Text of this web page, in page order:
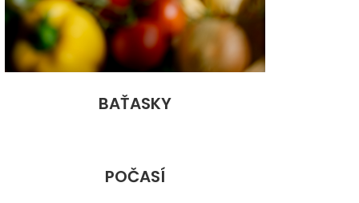
BAŤASKY
POČASÍ